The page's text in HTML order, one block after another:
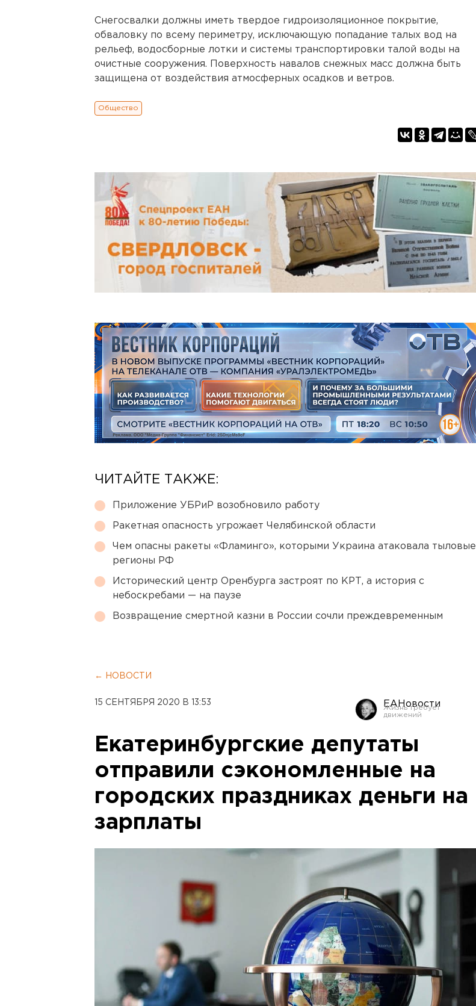
Снегосвалки должны иметь твердое гидроизоляционное покрытие,
обваловку по всему периметру, исключающую попадание талых вод на
рельеф, водосборные лотки и системы транспортировки талой воды на
очистные сооружения. Поверхность навалов снежных масс должна быть
защищена от воздействия атмосферных осадков и ветров.
Общество
ЧИТАЙТЕ ТАКЖЕ:
Приложение УБРиР возобновило работу
Ракетная опасность угрожает Челябинской области
Чем опасны ракеты «Фламинго», которыми Украина атаковала тыловые
регионы РФ
Исторический центр Оренбурга застроят по КРТ, а история с
небоскребами — на паузе
Возвращение смертной казни в России сочли преждевременным
← НОВОСТИ
15 СЕНТЯБРЯ 2020 В 13:53 ЕАНовости
Екатеринбургские депутаты
отправили сэкономленные на
городских праздниках деньги на
зарплаты